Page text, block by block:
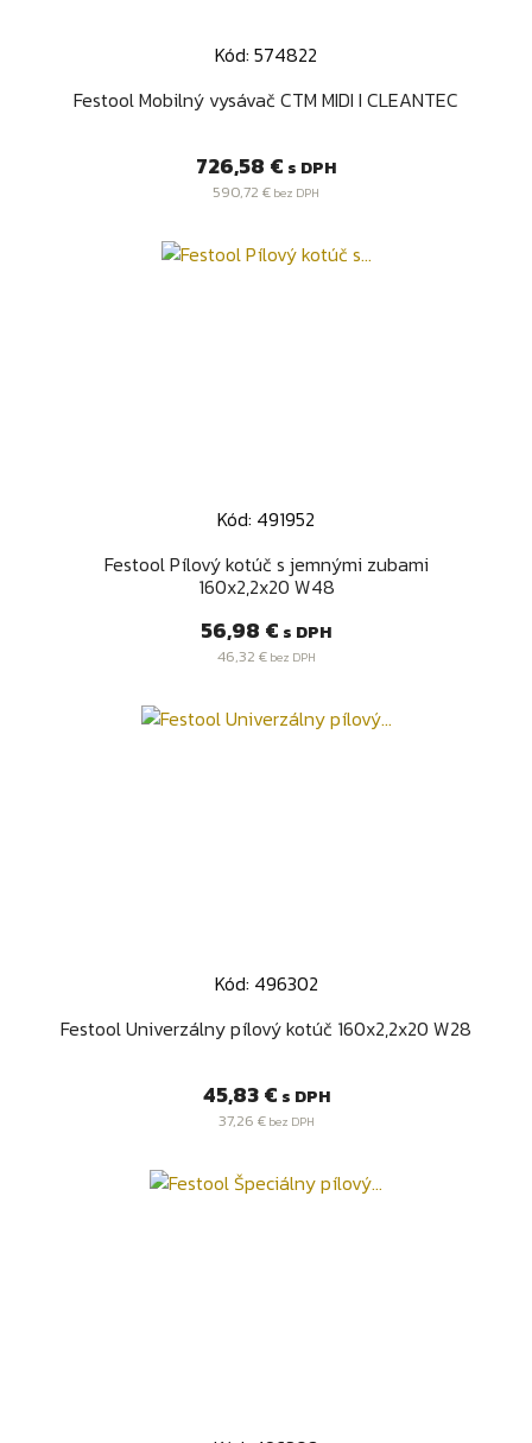
Kód: 574822
Festool Mobilný vysávač CTM MIDI I CLEANTEC
Cena
726,58 € s DPH
590,72 € bez DPH
Kód: 491952
Festool Pílový kotúč s jemnými zubami
160x2,2x20 W48
Cena
56,98 € s DPH
46,32 €bez DPH
Kód: 496302
Festool Univerzálny pílový kotúč 160x2,2x20 W28
Cena
45,83 € s DPH
37,26 €bez DPH